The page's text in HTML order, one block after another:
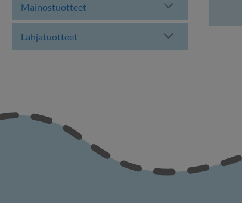
Mainostuotteet
Lahjatuotteet